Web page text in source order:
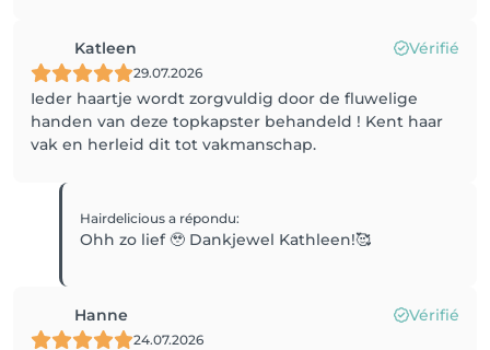
Katleen Vérifié
29.07.2026
Ieder haartje wordt zorgvuldig door de fluwelige
handen van deze topkapster behandeld ! Kent haar
vak en herleid dit tot vakmanschap.
Hairdeliciousa répondu:
Ohh zo lief 🥹 Dankjewel Kathleen!🥰
Hanne Vérifié
24.07.2026